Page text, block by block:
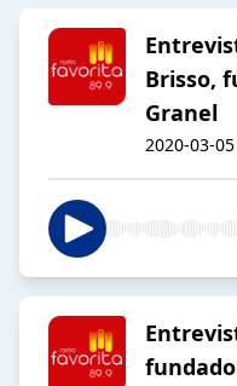
Brisso,
Granel
2020-03-05